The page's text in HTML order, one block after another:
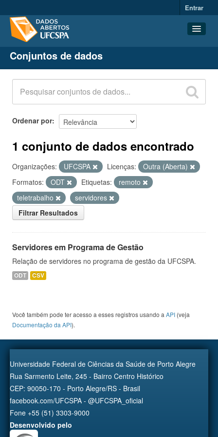
Entrar
Conjuntos de dados
Organizações
Grupos
Sobre
Conjuntos de dados
Ordenar por
1 conjunto de dados encontrado
Organizações: UFCSPA Licenças:
Outra (Aberta)
Formatos:
ODT Etiquetas:
remoto
teletrabalho
servidores
Filtrar Resultados
Servidores em Programa de Gestão
Relação de servidores no programa de gestão da UFCSPA.
ODT CSV
Você também pode ter acesso a esses registros usando a API (veja
Documentação da API).
Universidade Federal de Ciências da Saúde de Porto Alegre
Rua Sarmento Leite, 245 - Bairro Centro Histórico
CEP: 90050-170 - Porto Alegre/RS - Brasil
facebook.com/UFCSPA - @UFCSPA_oficial
Fone +55 (51) 3303-9000
Desenvolvido pelo